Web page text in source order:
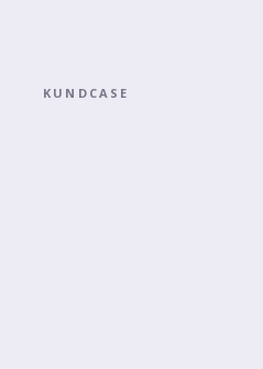
KUNDCASE